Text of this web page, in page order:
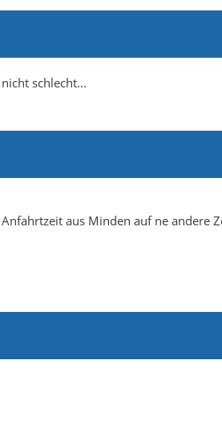
schlecht...
aus Minden auf ne andere